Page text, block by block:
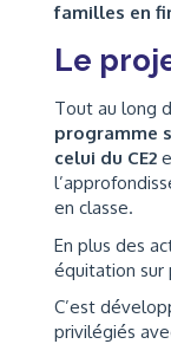
familles en
Le
Tout au long
programme
celui du CE2
en classe.
En plus des
équitation sur
C’est
privilégiés